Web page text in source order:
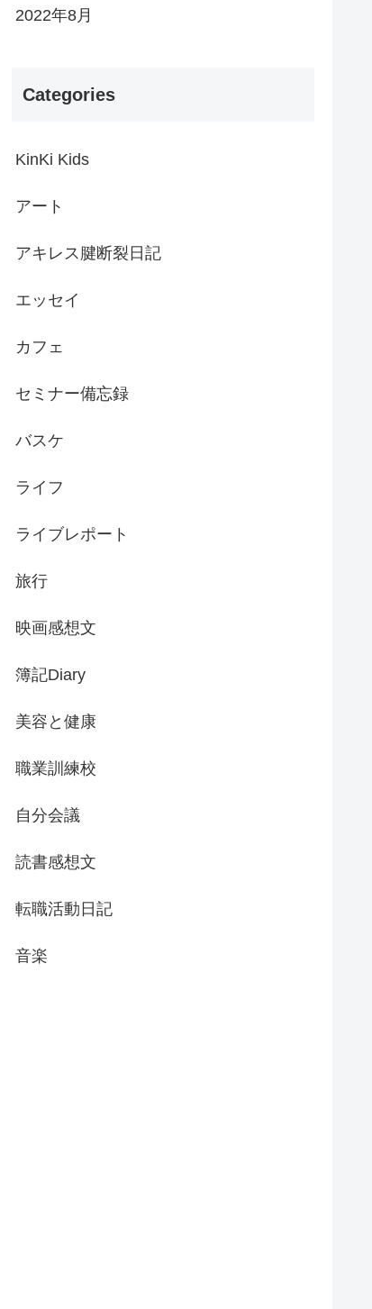
2022年8月
Categories
KinKi Kids
アート
アキレス腱断裂日記
エッセイ
カフェ
セミナー備忘録
バスケ
ライフ
ライブレポート
旅行
映画感想文
簿記Diary
美容と健康
職業訓練校
自分会議
読書感想文
転職活動日記
音楽